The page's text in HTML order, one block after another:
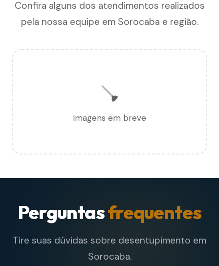
Confira alguns dos atendimentos realizados
pela nossa equipe em Sorocaba e região.
🪠
Imagens em breve
Perguntasfrequentes
Tire suas dúvidas sobre desentupimento em
Sorocaba.